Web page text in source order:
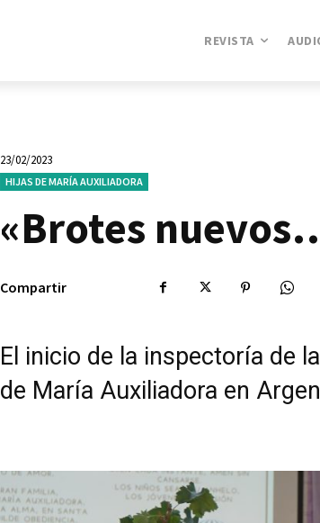
REVISTA
23/02/2023
HIJAS DE MARÍA AUXILIADORA
«Brotes
Compartir
El inicio de la inspectoría de
de María Auxiliadora en